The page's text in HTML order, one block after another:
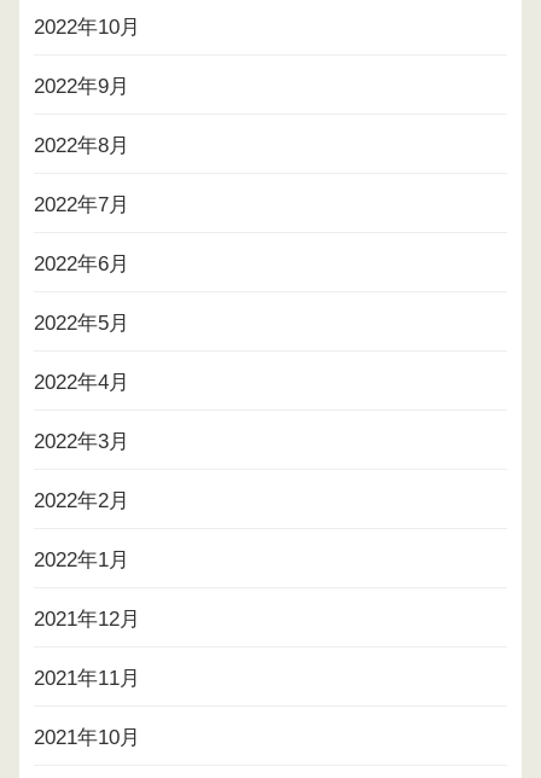
2022年10月
2022年9月
2022年8月
2022年7月
2022年6月
2022年5月
2022年4月
2022年3月
2022年2月
2022年1月
2021年12月
2021年11月
2021年10月